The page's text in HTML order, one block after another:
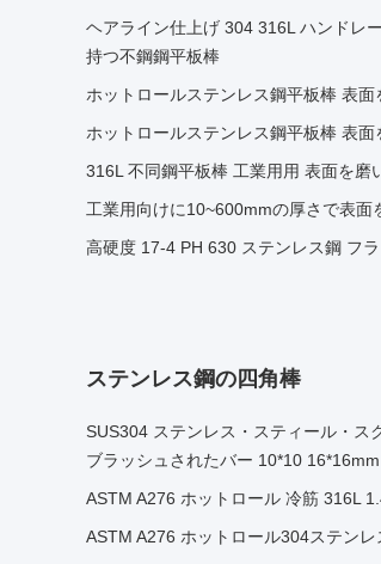
ヘアライン仕上げ 304 316L ハンドレ
持つ不鋼鋼平板棒
ホットロールステンレス鋼平板棒 表
ホットロールステンレス鋼平板棒 表
316L 不同鋼平板棒 工業用用 表面を磨
工業用向けに10~600mmの厚さで表
高硬度 17-4 PH 630 ステンレス鋼 フ
ステンレス鋼の四角棒
SUS304 ステンレス・スティール・ス
ブラッシュされたバー 10*10 16*16mm
ASTM A276 ホットロール 冷筋 316L
ASTM A276 ホットロール304ステン